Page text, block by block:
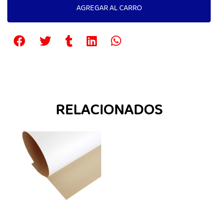
AGREGAR AL CARRO
RELACIONADOS